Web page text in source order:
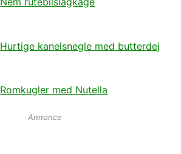
Hurtige kanelsnegle med butterdej
Romkugler med Nutella
Annonce